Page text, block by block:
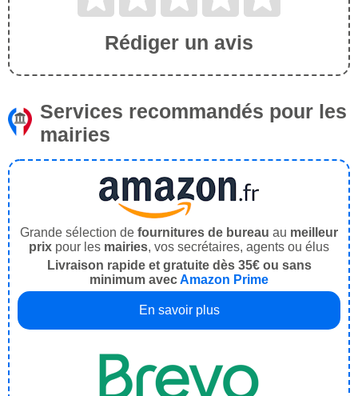
Rédiger un avis
Services recommandés pour les
mairies
Grande sélection de fournitures de bureau au meilleur
prix pour les mairies, vos secrétaires, agents ou élus
Livraison rapide et gratuite dès 35€ ou sans
minimum avecAmazon Prime
En savoir plus